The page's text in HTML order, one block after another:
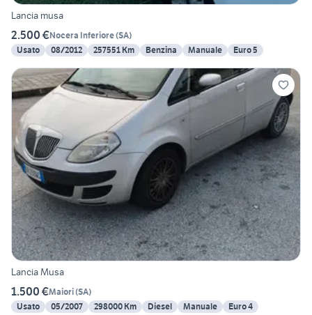
Lancia musa
2.500 €Nocera Inferiore(SA)
Usato
08/2012 257551 Km Benzina Manuale Euro 5
Lancia Musa
1.500 €Maiori(SA)
Usato
05/2007 298000 Km Diesel Manuale Euro 4